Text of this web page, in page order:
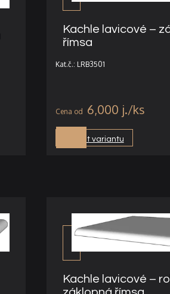
Kachle lavicové –
římsa
Kat.č.: LRB3501
6,000 j.
Vybrat variantu
Kachle lavicové –